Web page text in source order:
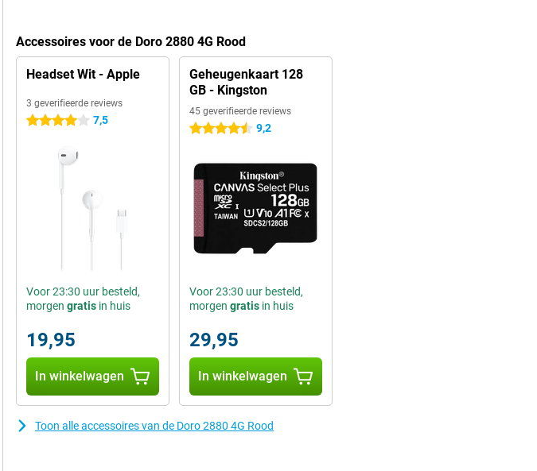
Accessoires voor de Doro 2880 4G Rood
Headset Wit - Apple
3 geverifieerde reviews
4 sterren 7,5
Voor 23:30 uur besteld,
morgen gratis in huis
19,95
In winkelwagen
Geheugenkaart 128
GB - Kingston
45 geverifieerde reviews
4.5 sterren 9,2
Voor 23:30 uur besteld,
morgen gratisin huis
29,95
In winkelwagen
Toon alle accessoires van de Doro 2880 4G Rood